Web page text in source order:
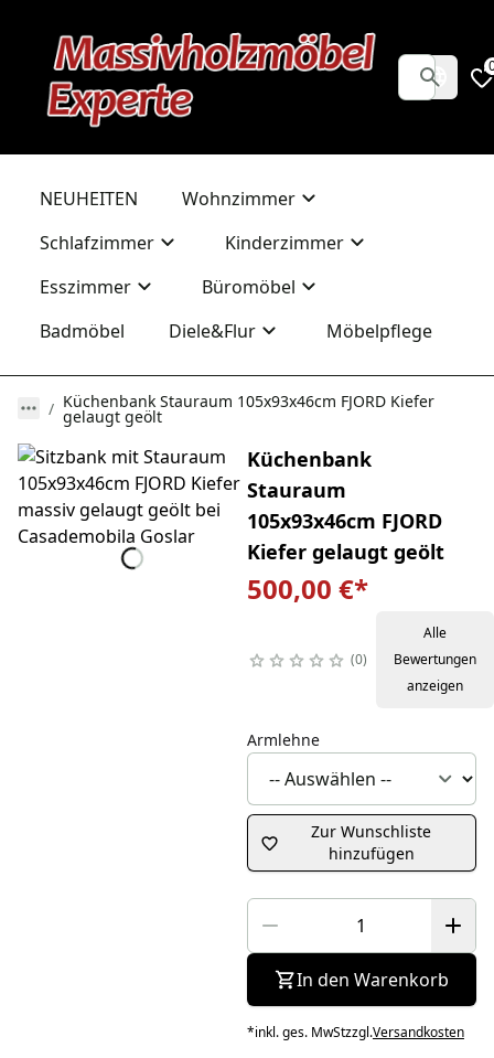
NEUHEITEN
Wohnzimmer
Schlafzimmer
Kinderzimmer
Esszimmer
Büromöbel
Badmöbel
Diele&Flur Möbelpflege
Küchenbank Stauraum 105x93x46cm FJORD Kiefer
gelaugt geölt
Küchenbank
Stauraum
105x93x46cm FJORD
Kiefer gelaugt geölt
500,00 €*
0
Alle
Bewertungen
anzeigen
Armlehne
Zur Wunschliste
hinzufügen
In den Warenkorb
*inkl. ges. MwStzzgl.Versandkosten